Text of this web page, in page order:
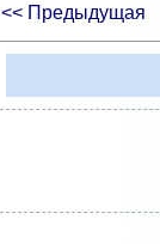
<< Предыдущая